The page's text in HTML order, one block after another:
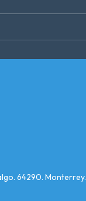
64290. Monterrey.